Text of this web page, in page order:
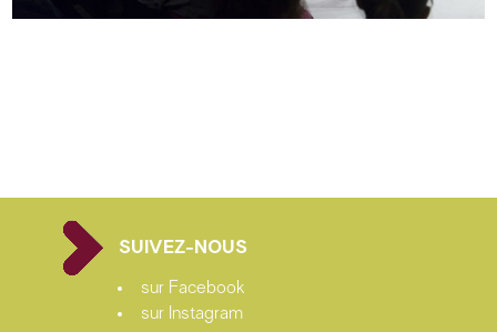
SUIVEZ-NOUS
sur Facebook
sur Instagram